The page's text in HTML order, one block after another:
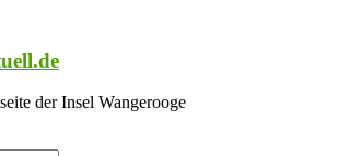
der Insel Wangerooge